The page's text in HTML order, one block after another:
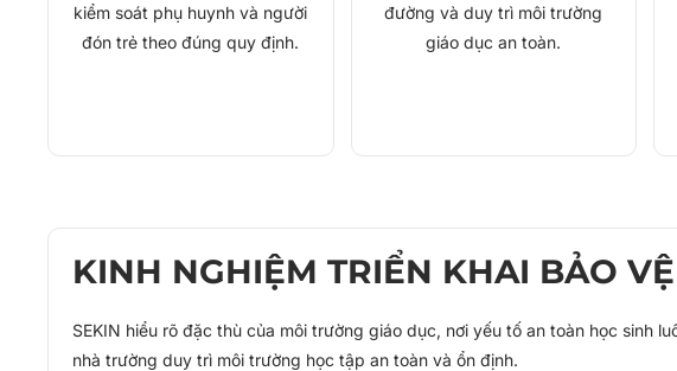
kiểm soát phụ huynh và người
đón trẻ theo đúng quy định.
đường và duy trì môi trường
giáo dục an toàn.
KINH NGHIỆM TRIỂN KHAI BẢO
SEKIN hiểu rõ đặc thù của môi trường giáo dục, nơi yếu tố an toàn học
nhà trường duy trì môi trường học tập an toàn và ổn định.